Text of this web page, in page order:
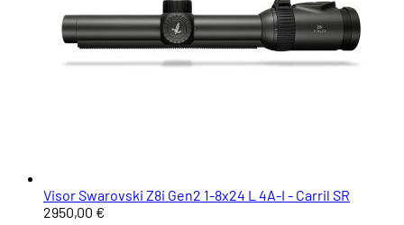
Visor Swarovski Z8i Gen2 1-8x24 L 4A-I - Carril SR
2950,00 €